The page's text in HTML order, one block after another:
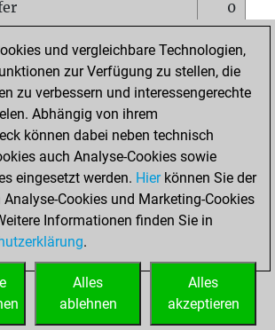
0
Brett
0
Matt
0
siebten
0
und vergleichbare Technologien,
zur Verfügung zu stellen, die
zu verbessern und interessengerechte
Abhängig von ihrem
können dabei neben technisch
auch Analyse-Cookies sowie
eingesetzt werden. Hierkönnen Sie der
Cookies und Marketing-Cookies
Informationen finden Sie in
.
Alles
akzeptieren
Alles
ablehnen